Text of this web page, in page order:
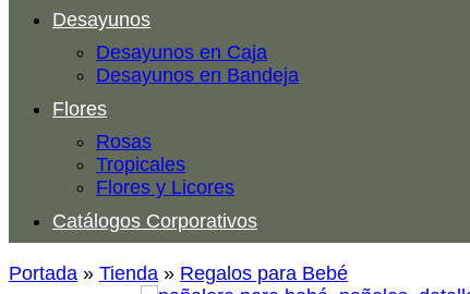
Desayunos
Desayunos en Caja
Desayunos en Bandeja
Flores
Rosas
Tropicales
Flores y Licores
Catálogos Corporativos
Portada » Tienda » Regalos para Bebé